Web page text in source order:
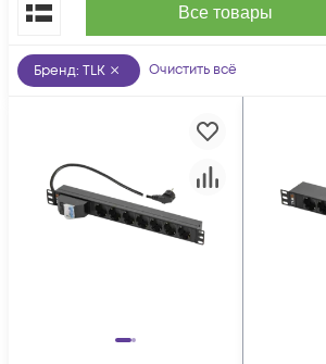
Все товары
По популярности
Бренд: TLK Очистить всё